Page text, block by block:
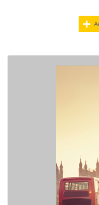
> Seuls 5
> Achetez vos
> Option Assurance : Si